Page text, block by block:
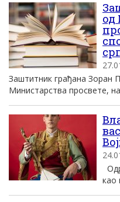
од
Заштитник грађана Зоран
Министарства просвете,
као